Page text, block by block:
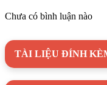
máy còn có khả
linh hoạt, giúp bạn
Chưa có bình luận nào
TÀI LIỆU ĐÍNH